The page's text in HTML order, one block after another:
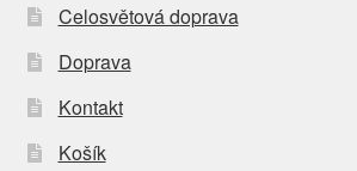
Celosvětová doprava
Doprava
Kontakt
Košík